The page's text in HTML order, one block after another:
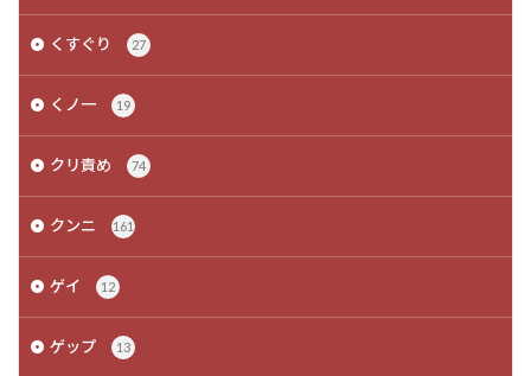
くすぐり 27
くノ一 19
クリ責め 74
クンニ 161
ゲイ 12
ゲップ 13